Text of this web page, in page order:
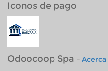
Iconos de pago
Odoocoop Spa Acerca